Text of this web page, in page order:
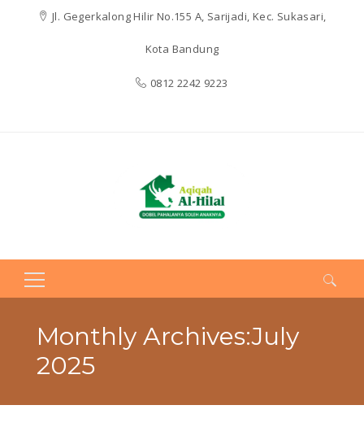
Jl. Gegerkalong Hilir No.155 A, Sarijadi, Kec. Sukasari,
Kota Bandung
0812 2242 9223
Search
Monthly Archives:July
2025